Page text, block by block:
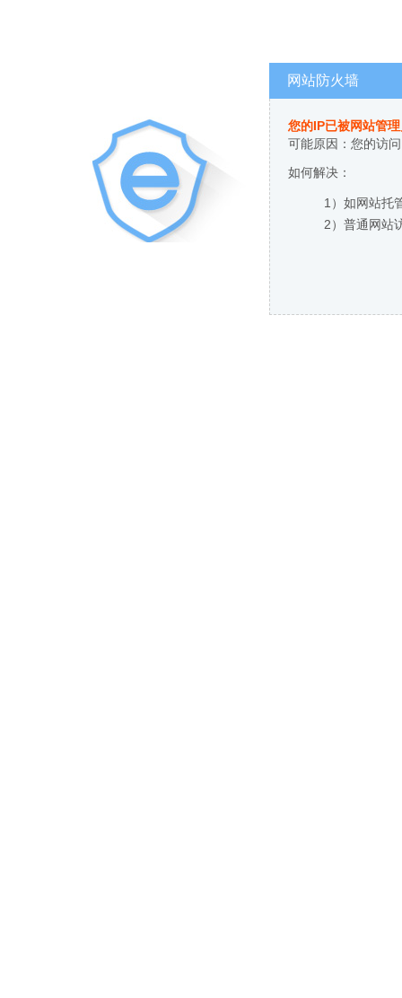
网站防火墙
您的IP已被网站管
可能原因：您的访
如何解决：
1）如网站托
2）普通网站